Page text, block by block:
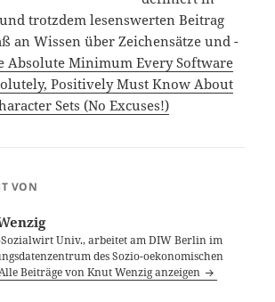
trotzdem lesenswerten Beitrag
an Wissen über Zeichensätze und -
Absolute Minimum Every Software
Positively Must Know About
Sets (No Excuses!)
VON
Univ., arbeitet am DIW Berlin im
des Sozio-oekonomischen
Beiträge von Knut Wenzig anzeigen